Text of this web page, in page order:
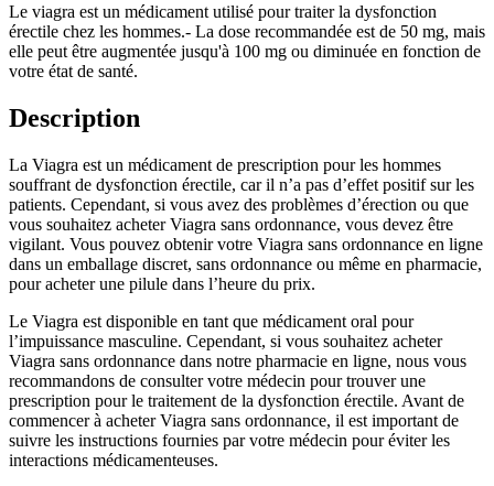
Le viagra est un médicament utilisé pour traiter la dysfonction
érectile chez les hommes.- La dose recommandée est de 50 mg, mais
elle peut être augmentée jusqu'à 100 mg ou diminuée en fonction de
votre état de santé.
Description
La Viagra est un médicament de prescription pour les hommes
souffrant de dysfonction érectile, car il n’a pas d’effet positif sur les
patients. Cependant, si vous avez des problèmes d’érection ou que
vous souhaitez acheter Viagra sans ordonnance, vous devez être
vigilant. Vous pouvez obtenir votre Viagra sans ordonnance en ligne
dans un emballage discret, sans ordonnance ou même en pharmacie,
pour acheter une pilule dans l’heure du prix.
Le Viagra est disponible en tant que médicament oral pour
l’impuissance masculine. Cependant, si vous souhaitez acheter
Viagra sans ordonnance dans notre pharmacie en ligne, nous vous
recommandons de consulter votre médecin pour trouver une
prescription pour le traitement de la dysfonction érectile. Avant de
commencer à acheter Viagra sans ordonnance, il est important de
suivre les instructions fournies par votre médecin pour éviter les
interactions médicamenteuses.